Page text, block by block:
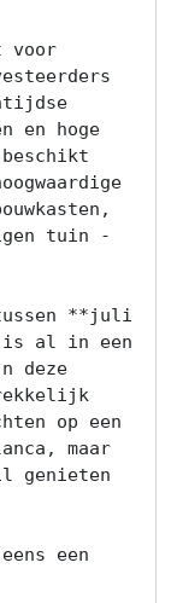
voor
en hoge
tuin -
**juli
is al in een
deze
op een
maar
genieten
een